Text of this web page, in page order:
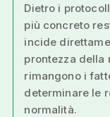
Dietro i
più concreto
incide
prontezza della
rimangono i
determinare le
normalità.